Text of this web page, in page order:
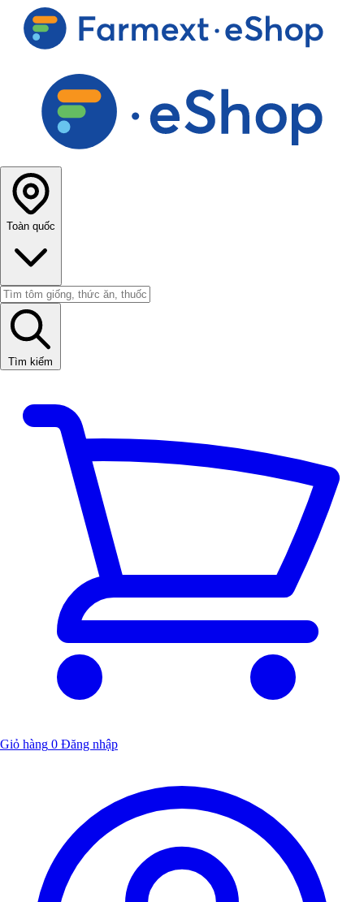
Toàn quốc
Tìm kiếm
Giỏ hàng 0 Đăng nhập